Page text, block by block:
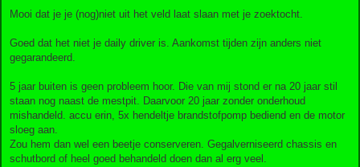
Mooi dat je je (nog)niet uit het veld laat slaan met je zoektocht.
Goed dat het niet je daily driver is. Aankomst tijden zijn anders niet
gegarandeerd.
5 jaar buiten is geen probleem hoor. Die van mij stond er na 20 jaar stil
staan nog naast de mestpit. Daarvoor 20 jaar zonder onderhoud
mishandeld. accu erin, 5x hendeltje brandstofpomp bediend en de motor
sloeg aan.
Zou hem dan wel een beetje conserveren. Gegalverniseerd chassis en
schutbord of heel goed behandeld doen dan al erg veel.